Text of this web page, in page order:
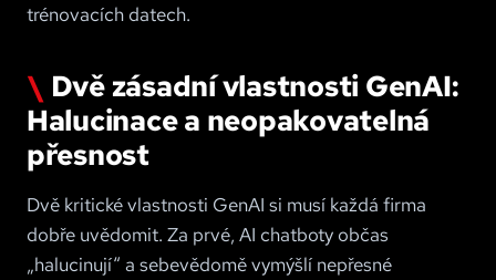
trénovacích datech.
Dvě zásadní vlastnosti GenAI:
Halucinace a neopakovatelná
přesnost
Dvě kritické vlastnosti GenAI si musí každá firma
dobře uvědomit. Za prvé, AI chatboty občas
„halucinují“ a sebevědomě vymýšlí nepřesné